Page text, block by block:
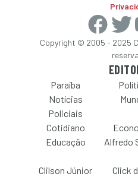
Copyright © 2005 - 2025
Paraíba
Notícias
Policiais
Cotidiano
Educação
Alfredo
Clilson Júnior
Click